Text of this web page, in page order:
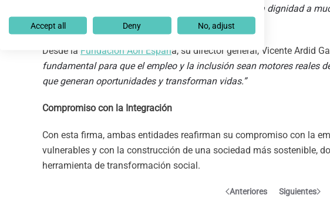
acceso al empleo, sino que devuelve la esperanza y la dignidad a
oportunidad.”
Desde la Fundación Aon España, su director general, Vicente Ardid
fundamental para que el empleo y la inclusión sean motores reales
que generan oportunidades y transforman vidas.”
Compromiso con la Integración
Con esta firma, ambas entidades reafirman su compromiso con la
vulnerables y con la construcción de una sociedad más sostenible,
herramienta de transformación social.
Anteriores Siguientes
Accept all Deny No, adjust